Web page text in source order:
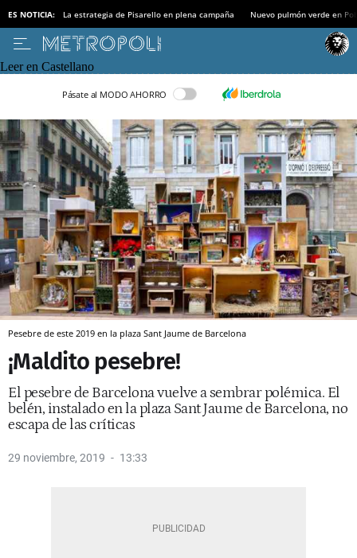
ES NOTICIA: La estrategia de Pisarello en plena campaña Nuevo pulmón verde en
Leer en Castellano
Pásate al MODO AHORRO
Pesebre de este 2019 en la plaza Sant Jaume de Barcelona
¡Maldito pesebre!
El pesebre de Barcelona vuelve a sembrar polémica. El
belén, instalado en la plaza Sant Jaume de Barcelona, no
escapa de las críticas
29 noviembre, 2019 13:33